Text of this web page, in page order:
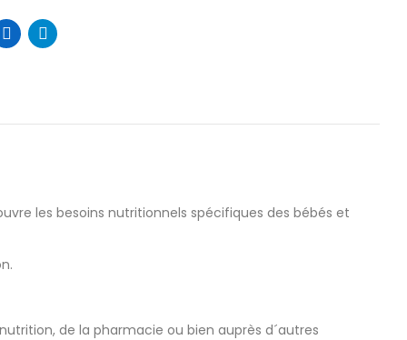
les besoins nutritionnels spécifiques des bébés et
de la pharmacie ou bien auprès d´autres